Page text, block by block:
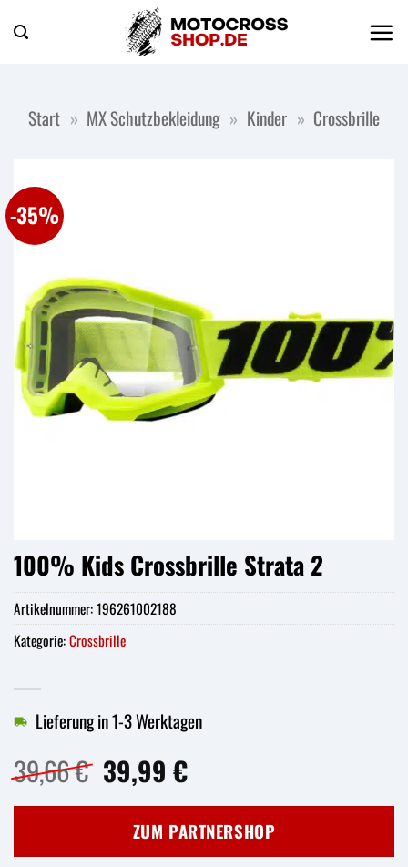
Inhalt
Start » MX Schutzbekleidung » Kinder » Crossbrille
-35%
100% Kids Crossbrille Strata 2
39,66€ Ursprünglicher
Preis
war:
39,66 €
39,99 €Aktueller
ist:
39,99 €.
Lieferung in 1-3 Werktagen
ZUM PARTNERSHOP
Artikelnummer:196261002188
Kategorie:Crossbrille